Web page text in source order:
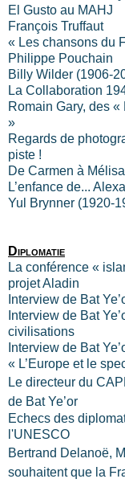
El Gusto au MAHJ
François Truffaut
« Les chansons du
Philippe Pouchain
Billy Wilder (1906-
La Collaboration
Romain Gary, des
»
Regards de
piste !
De Carmen à
L’enfance de...
Yul Brynner (1920-
Diplomatie
La conférence «
projet Aladin
Interview de Bat
Interview de Bat
civilisations
Interview de Bat
« L’Europe et le
Le directeur du
de Bat Ye’or
Echecs des
l'UNESCO
Bertrand Delanoë,
souhaitent que la